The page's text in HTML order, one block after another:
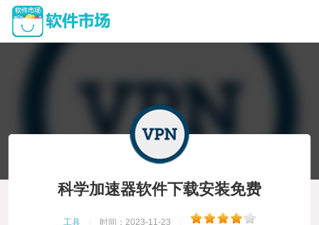
科学加速器软件下载安装免费
工具 时间：2023-11-23